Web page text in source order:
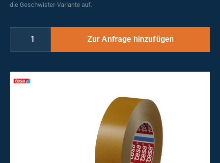
die Geschwister-Variante auf.